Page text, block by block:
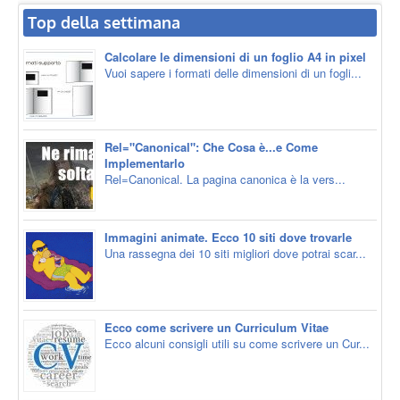
Top della settimana
Calcolare le dimensioni di un foglio A4 in pixel
Vuoi sapere i formati delle dimensioni di un fogli...
Rel="Canonical": Che Cosa è...e Come
Implementarlo
Rel=Canonical. La pagina canonica è la vers...
Immagini animate. Ecco 10 siti dove trovarle
Una rassegna dei 10 siti migliori dove potrai scar...
Ecco come scrivere un Curriculum Vitae
Ecco alcuni consigli utili su come scrivere un Cur...